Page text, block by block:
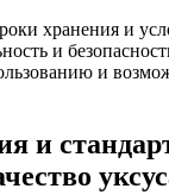
хранения и
и
и
и